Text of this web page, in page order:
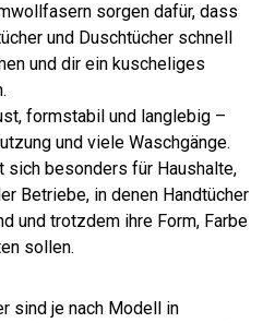
sorgen dafür, dass
und Duschtücher schnell
und dir ein kuscheliges
formstabil und langlebig –
und viele Waschgänge.
besonders für Haushalte,
Betriebe, in denen Handtücher
und trotzdem ihre Form, Farbe
sollen.
sind je nach Modell in